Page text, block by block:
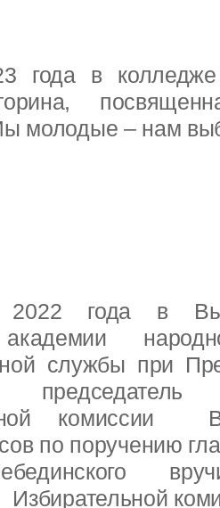
года в колледже
молодые – нам
года в
академии
службы при
комиссии
по поручению
Избирательной